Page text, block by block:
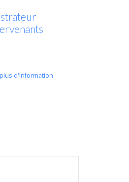
d'information